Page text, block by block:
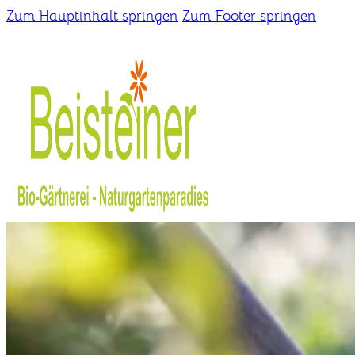
Zum Hauptinhalt springen Zum Footer springen
Home
Schaugarten
Über uns
Kontakt